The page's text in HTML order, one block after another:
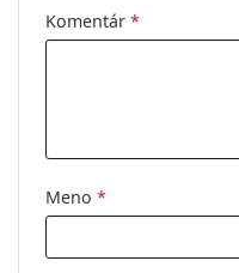
Komentár *
Meno *